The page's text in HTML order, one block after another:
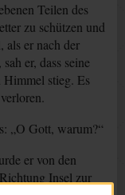
Teilen des
zu schützen und
als er nach der
er, dass seine
Himmel stieg. Es
„O Gott, warum?“
er von den
Insel zur